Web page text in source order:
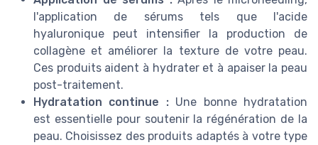
l'application de sérums tels que l'acide
hyaluronique peut intensifier la production de
collagène et améliorer la texture de votre peau.
Ces produits aident à hydrater et à apaiser la peau
post-traitement.
Hydratation continue :Une bonne hydratation
est essentielle pour soutenir la régénération de la
peau. Choisissez des produits adaptés à votre type